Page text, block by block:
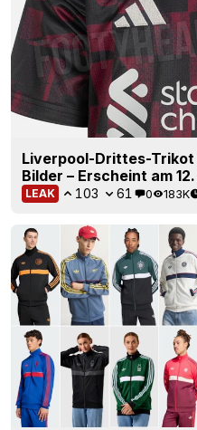
Liverpool-Drittes-Trikot
Bilder – Erscheint am
LEAK 103 61 0 183K